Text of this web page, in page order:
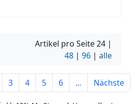
Artikel pro Seite24 |
48 | 96 | alle
3 4 5 6 ... Nächste